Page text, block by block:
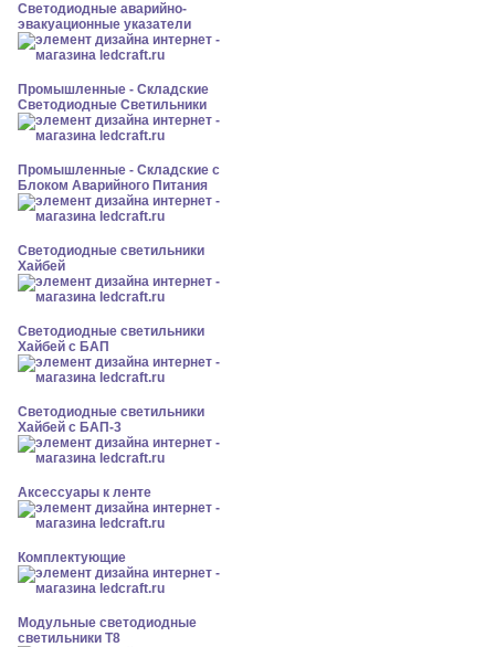
Светодиодные аварийно-
эвакуационные указатели
Промышленные - Складские
Светодиодные Светильники
Промышленные - Складские с
Блоком Аварийного Питания
Светодиодные светильники
Хайбей
Светодиодные светильники
Хайбей с БАП
Светодиодные светильники
Хайбей с БАП-3
Аксессуары к ленте
Комплектующие
Модульные светодиодные
светильники Т8